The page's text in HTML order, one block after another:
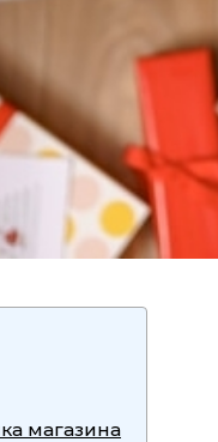
магазина